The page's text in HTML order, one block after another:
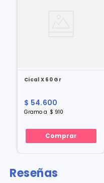
Cical X 60 Gr
$ 54.600
Gramo a $ 910
Comprar
Reseñas